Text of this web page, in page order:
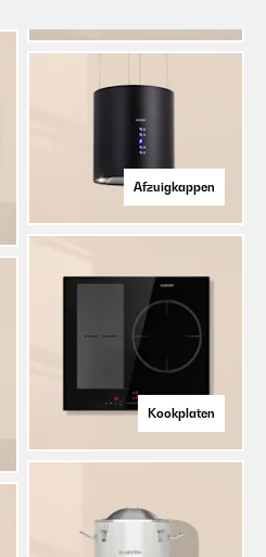
Afzuigkappen
Kookplaten